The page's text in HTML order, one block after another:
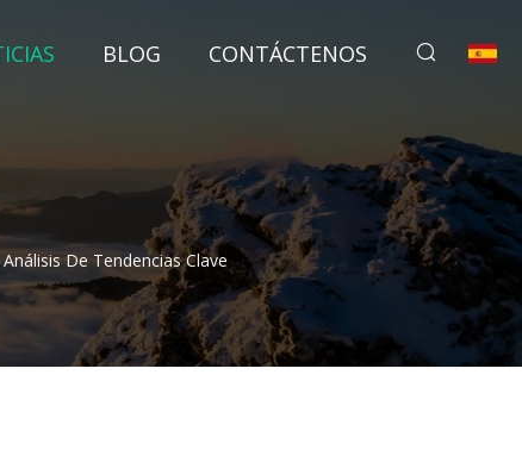
BLOG CONTÁCTENOS
De Tendencias Clave